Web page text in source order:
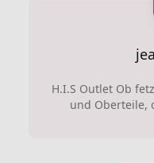
H.I.S Outlet Ob
und Oberteile,